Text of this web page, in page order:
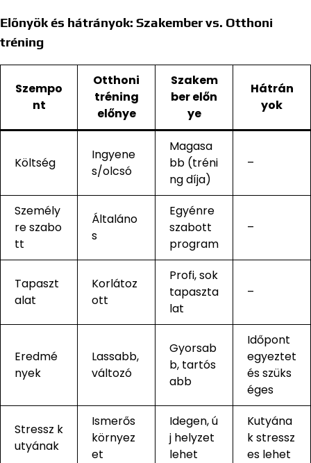
Előnyök és hátrányok: Szakember vs. Otthoni
tréning
Szempo
nt
Otthoni
tréning
előnye
Szakem
ber előn
ye
Hátrán
yok
Költség
Ingyene
s/olcsó
Magasa
bb (tréni
ng díja)
–
Személy
re szabo
tt
Általáno
s
Egyénre
szabott
program
–
Tapaszt
alat
Korlátoz
ott
Profi, sok
tapaszta
lat
–
Eredmé
nyek
Lassabb,
változó
Gyorsab
b, tartós
abb
Időpont
egyeztet
és szüks
éges
Stressz k
utyának
Ismerős
környez
et
Idegen, ú
j helyzet
lehet
Kutyána
k stressz
es lehet